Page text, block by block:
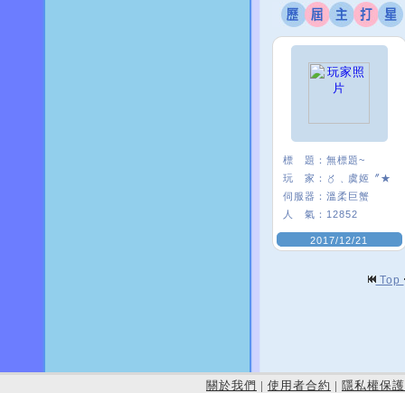
標 題： 無標題~
玩 家：
〥﹑虞姬〞★
伺服器： 溫柔巨蟹
人 氣： 12852
2017/12/21
Top
關於我們 | 使用者合約 | 隱私權保護